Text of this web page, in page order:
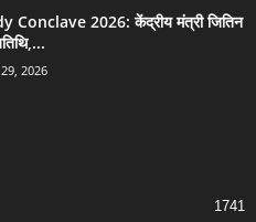
Conclave 2026: केंद्रीय मंत्री जितिन
2026
1741